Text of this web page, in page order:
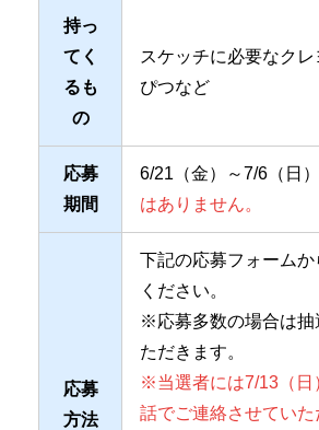
持っ
てく
るも
の
スケッチに必要なク
ぴつなど
応募
期間
6/21（金）～7/6（日
はありません。
応募
方法
下記の応募フォーム
ください。
※応募多数の場合は抽
ただきます。
※当選者には7/13（日
話でご連絡させていた